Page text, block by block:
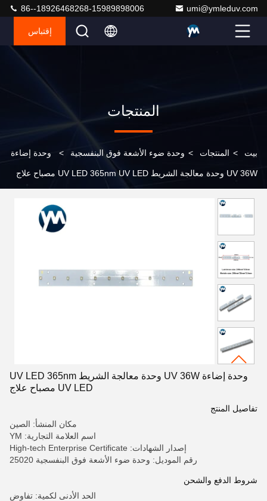
umi@ymleduv.com
86--18926468268-15989898006
إقتباس
المنتجات
بيت > المنتجات > وحدة ضوء الأشعة فوق البنفسجية > وحدة إضاءة
UV 36W وحدة معالجة الشريط UV LED 365nm UV LED مصباح علاج
وحدة إضاءة UV 36W وحدة معالجة الشريط UV LED 365nm
UV LED مصباح علاج
تفاصيل المنتج
مكان المنشأ: الصين
اسم العلامة التجارية: YM
إصدار الشهادات: High-tech Enterprise Certificate
رقم الموديل: وحدة ضوء الأشعة فوق البنفسجية 25020
شروط الدفع والشحن
الحد الأدنى لكمية: تفاوض